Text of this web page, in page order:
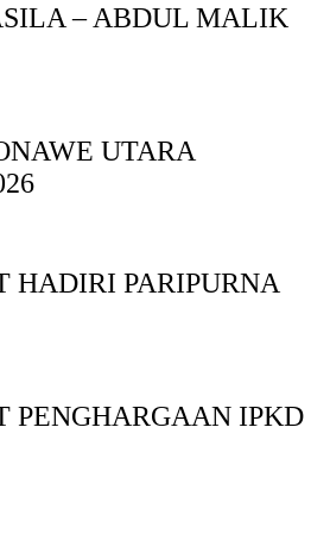
– ABDUL MALIK
UTARA
HADIRI PARIPURNA
PENGHARGAAN IPKD